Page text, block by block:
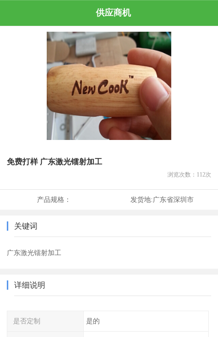
供应商机
免费打样 广东激光镭射加工
浏览次数： 112次
产品规格： 发货地:广东省深圳市
关键词
广东激光镭射加工
详细说明
是否定制 是的